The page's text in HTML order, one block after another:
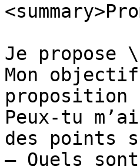
Je
Mon
proposition
Peux-tu
des points
– Quels